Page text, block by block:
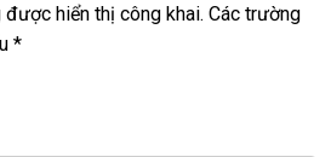
UY TÍN • CHẤT LƯỢNG • GIÁ TỐT
được hiển thị công khai. Các trường
*